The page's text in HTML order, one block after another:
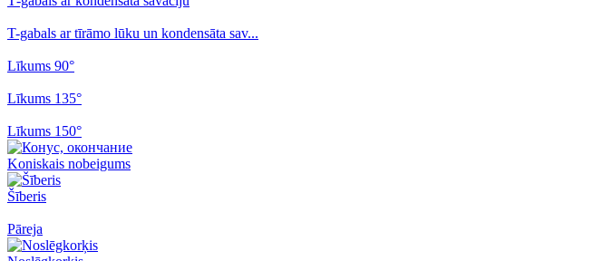
T-gabals ar tīrāmo lūku un kondensāta sav...
Līkums 90°
Līkums 135°
Līkums 150°
Koniskais nobeigums
Šīberis
Pāreja